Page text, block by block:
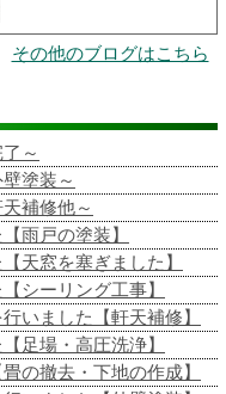
その他のブログはこちら
～
塗装～
補修他～
雨戸の塗装】
天窓を塞ぎました】
シーリング工事】
いました【軒天補修】
足場・高圧洗浄】
の撤去・下地の作成】